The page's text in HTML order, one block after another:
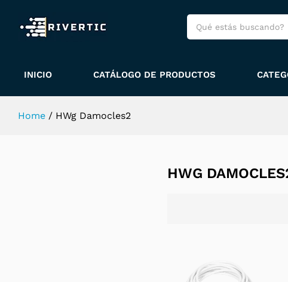
INICIO CATÁLOGO DE PRODUCTOS
Home / HWg Damocles2
HWG